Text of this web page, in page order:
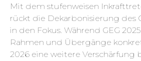
Mit dem stufenweisen
rückt die Dekarbonisierung des
in den Fokus. Während GEG
Rahmen und Übergänge
2026 eine weitere Verschärfung